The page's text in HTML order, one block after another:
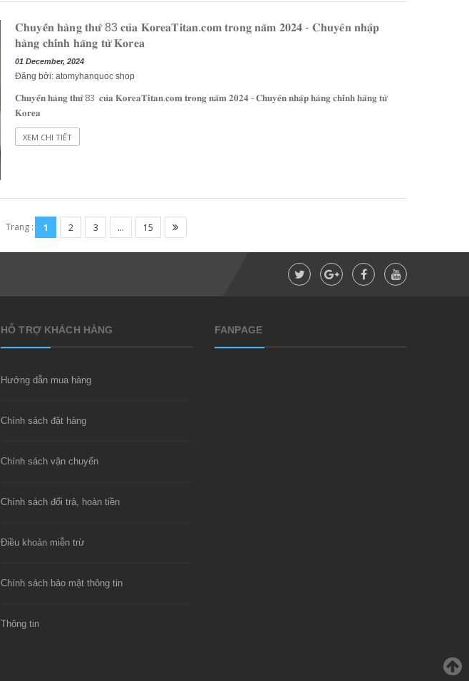
𝐂𝐡𝐮𝐲𝐞̂́𝐧 𝐡𝐚̀𝐧𝐠 𝐭𝐡𝐮̛́ 83 𝐜𝐮̉𝐚 𝐊𝐨𝐫𝐞𝐚𝐓𝐢𝐭𝐚𝐧.𝐜𝐨𝐦 𝐭𝐫𝐨𝐧𝐠 𝐧𝐚̆𝐦 𝟐𝟎𝟐𝟒 - 𝐂𝐡𝐮𝐲𝐞̂𝐧 𝐧𝐡𝐚̣̂𝐩
𝐡𝐚̀𝐧𝐠 𝐜𝐡𝐢́𝐧𝐡 𝐡𝐚̃𝐧𝐠 𝐭𝐮̛̀ 𝐊𝐨𝐫𝐞𝐚
01 December, 2024
Đăng bởi: atomyhanquoc shop
𝐂𝐡𝐮𝐲𝐞̂́𝐧 𝐡𝐚̀𝐧𝐠 𝐭𝐡𝐮̛́ 83 𝐜𝐮̉𝐚 𝐊𝐨𝐫𝐞𝐚𝐓𝐢𝐭𝐚𝐧.𝐜𝐨𝐦 𝐭𝐫𝐨𝐧𝐠 𝐧𝐚̆𝐦 𝟐𝟎𝟐𝟒 - 𝐂𝐡𝐮𝐲𝐞̂𝐧 𝐧𝐡𝐚̣̂𝐩 𝐡𝐚̀𝐧𝐠 𝐜𝐡𝐢́𝐧𝐡 𝐡𝐚̃𝐧𝐠 𝐭𝐮̛̀
𝐊𝐨𝐫𝐞𝐚
XEM CHI TIẾT
Trang : 1 2 3 ... 15
HỖ TRỢ KHÁCH HÀNG
Hướng dẫn mua hàng
Chính sách đặt hàng
Chính sách vận chuyển
Chính sách đổi trả, hoàn tiền
Điều khoản miễn trừ
Chính sách bảo mật thông tin
Thông tin
FANPAGE